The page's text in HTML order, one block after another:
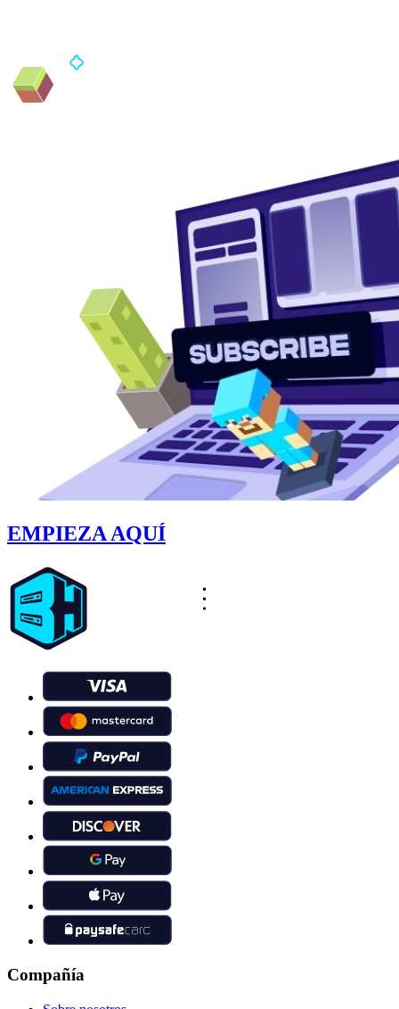
EMPIEZA AQUÍ
Compañía